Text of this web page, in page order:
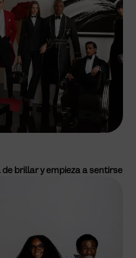
brillar y empieza a sentirse